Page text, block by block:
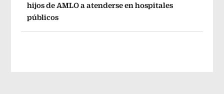
hijos de AMLO a atenderse en hospitales
públicos